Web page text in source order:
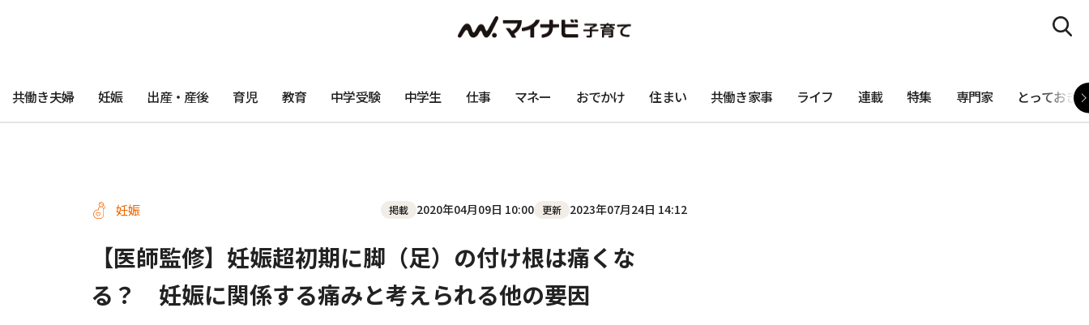
共働き夫婦 妊娠 出産・産後 育児 教育 中学受験 中学生 仕事 マネー おでかけ 住まい 共働き家事 ライフ 連載 特集 専門家 とっておき
妊娠 掲載 2020年04月09日 10:00 更新 2023年07月24日 14:12
【医師監修】妊娠超初期に脚（足）の付け根は痛くな
る？ 妊娠に関係する痛みと考えられる他の要因